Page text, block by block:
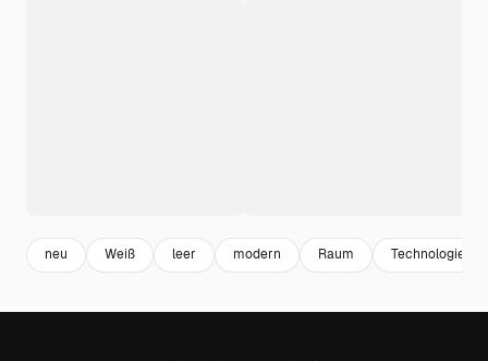
neu Weiß leer modern Raum Technologie